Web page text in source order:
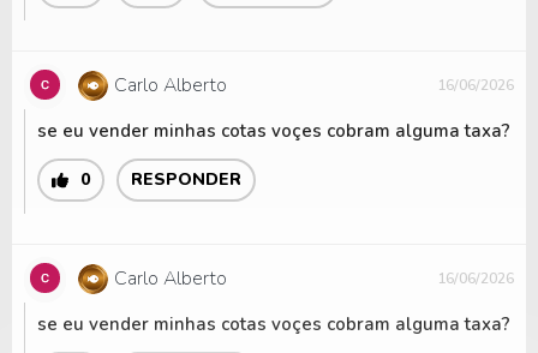
Carlo Alberto 16/06/2026
se eu vender minhas cotas voçes cobram alguma taxa?
0 RESPONDER
Carlo Alberto 16/06/2026
se eu vender minhas cotas voçes cobram alguma taxa?